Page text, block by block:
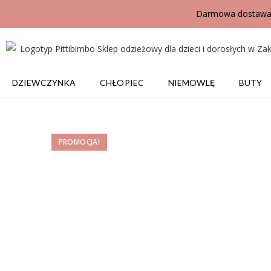
Darmowa
DZIEWCZYNKA CHŁOPIEC NIEMOWLĘ BUTY
PROMOCJA!